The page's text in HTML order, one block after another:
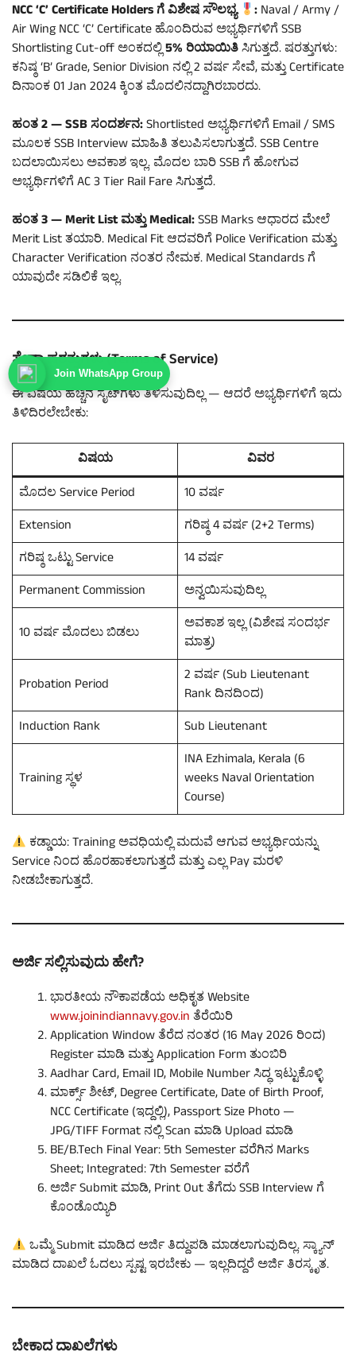
NCC ‘C’ Certificate Holders ಗೆ ವಿಶೇಷ ಸೌಲಭ್ಯ
:Naval / Army /
Air Wing NCC ‘C’ Certificate ಹೊಂದಿರುವ ಅಭ್ಯರ್ಥಿಗಳಿಗೆ SSB
Shortlisting Cut-off ಅಂಕದಲ್ಲಿ5% ರಿಯಾಯಿತಿಸಿಗುತ್ತದೆ. ಷರತ್ತುಗಳು:
ಕನಿಷ್ಠ ‘B’ Grade, Senior Division ನಲ್ಲಿ 2 ವರ್ಷ ಸೇವೆ, ಮತ್ತು Certificate
ದಿನಾಂಕ 01 Jan 2024 ಕ್ಕಿಂತ ಮೊದಲಿನದ್ದಾಗಿರಬಾರದು.
ಹಂತ 2 — SSB ಸಂದರ್ಶನ:Shortlisted ಅಭ್ಯರ್ಥಿಗಳಿಗೆ Email / SMS
ಮೂಲಕ SSB Interview ಮಾಹಿತಿ ತಲುಪಿಸಲಾಗುತ್ತದೆ. SSB Centre
ಬದಲಾಯಿಸಲು ಅವಕಾಶ ಇಲ್ಲ. ಮೊದಲ ಬಾರಿ SSB ಗೆ ಹೋಗುವ
ಅಭ್ಯರ್ಥಿಗಳಿಗೆ AC 3 Tier Rail Fare ಸಿಗುತ್ತದೆ.
ಹಂತ 3 — Merit List ಮತ್ತು Medical:SSB Marks ಆಧಾರದ ಮೇಲೆ
Merit List ತಯಾರಿ. Medical Fit ಆದವರಿಗೆ Police Verification ಮತ್ತು
Character Verification ನಂತರ ನೇಮಕ. Medical Standards ಗೆ
ಯಾವುದೇ ಸಡಿಲಿಕೆ ಇಲ್ಲ.
ಸೇವಾ ಷರತ್ತುಗಳು (Terms of Service)
ಈ ವಿಷಯ ಹೆಚ್ಚಿನ ಸೈಟ್‌ಗಳು ತಿಳಿಸುವುದಿಲ್ಲ — ಆದರೆ ಅಭ್ಯರ್ಥಿಗಳಿಗೆ ಇದು
ತಿಳಿದಿರಲೇಬೇಕು:
ವಿಷಯ
ವಿವರ
ಮೊದಲ Service Period
10 ವರ್ಷ
Extension
ಗರಿಷ್ಠ 4 ವರ್ಷ (2+2 Terms)
ಗರಿಷ್ಠ ಒಟ್ಟು Service
14 ವರ್ಷ
Permanent Commission
ಅನ್ವಯಿಸುವುದಿಲ್ಲ
10 ವರ್ಷ ಮೊದಲು ಬಿಡಲು
ಅವಕಾಶ ಇಲ್ಲ (ವಿಶೇಷ ಸಂದರ್ಭ
ಮಾತ್ರ)
Probation Period
2 ವರ್ಷ (Sub Lieutenant
Rank ದಿನದಿಂದ)
Induction Rank
Sub Lieutenant
Training ಸ್ಥಳ
INA Ezhimala, Kerala (6
weeks Naval Orientation
Course)
ಕಡ್ಡಾಯ: Training ಅವಧಿಯಲ್ಲಿ ಮದುವೆ ಆಗುವ ಅಭ್ಯರ್ಥಿಯನ್ನು
Service ನಿಂದ ಹೊರಹಾಕಲಾಗುತ್ತದೆ ಮತ್ತು ಎಲ್ಲ Pay ಮರಳಿ
ನೀಡಬೇಕಾಗುತ್ತದೆ.
ಅರ್ಜಿ ಸಲ್ಲಿಸುವುದು ಹೇಗೆ?
ಭಾರತೀಯ ನೌಕಾಪಡೆಯ ಅಧಿಕೃತ Website
www.joinindiannavy.gov.inತೆರೆಯಿರಿ
Application Window ತೆರೆದ ನಂತರ (16 May 2026 ರಿಂದ)
Register ಮಾಡಿ ಮತ್ತು Application Form ತುಂಬಿರಿ
Aadhar Card, Email ID, Mobile Number ಸಿದ್ಧ ಇಟ್ಟುಕೊಳ್ಳಿ
ಮಾರ್ಕ್ಸ್ ಶೀಟ್, Degree Certificate, Date of Birth Proof,
NCC Certificate (ಇದ್ದಲ್ಲಿ), Passport Size Photo —
JPG/TIFF Format ನಲ್ಲಿ Scan ಮಾಡಿ Upload ಮಾಡಿ
BE/B.Tech Final Year: 5th Semester ವರೆಗಿನ Marks
Sheet; Integrated: 7th Semester ವರೆಗೆ
ಅರ್ಜಿ Submit ಮಾಡಿ, Print Out ತೆಗೆದು SSB Interview ಗೆ
ಕೊಂಡೊಯ್ಯಿರಿ
ಒಮ್ಮೆ Submit ಮಾಡಿದ ಅರ್ಜಿ ತಿದ್ದುಪಡಿ ಮಾಡಲಾಗುವುದಿಲ್ಲ. ಸ್ಕ್ಯಾನ್
ಮಾಡಿದ ದಾಖಲೆ ಓದಲು ಸ್ಪಷ್ಟ ಇರಬೇಕು — ಇಲ್ಲದಿದ್ದರೆ ಅರ್ಜಿ ತಿರಸ್ಕೃತ.
ಬೇಕಾದ ದಾಖಲೆಗಳು
Join WhatsApp Group